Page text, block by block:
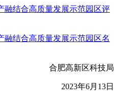
融结合高质量发展示范园区评
融结合高质量发展示范园区名
合肥高新区科技局
2023年6月13日